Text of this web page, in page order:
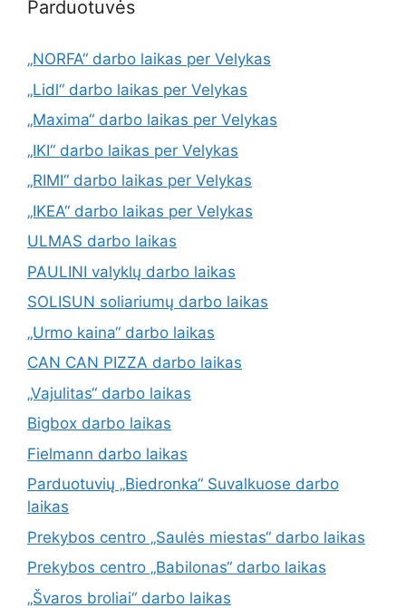
Parduotuvės
„NORFA“ darbo laikas per Velykas
„Lidl“ darbo laikas per Velykas
„Maxima“ darbo laikas per Velykas
„IKI“ darbo laikas per Velykas
„RIMI“ darbo laikas per Velykas
„IKEA“ darbo laikas per Velykas
ULMAS darbo laikas
PAULINI valyklų darbo laikas
SOLISUN soliariumų darbo laikas
„Urmo kaina“ darbo laikas
CAN CAN PIZZA darbo laikas
„Vajulitas“ darbo laikas
Bigbox darbo laikas
Fielmann darbo laikas
Parduotuvių „Biedronka“ Suvalkuose darbo
laikas
Prekybos centro „Saulės miestas“ darbo laikas
Prekybos centro „Babilonas“ darbo laikas
„Švaros broliai“ darbo laikas